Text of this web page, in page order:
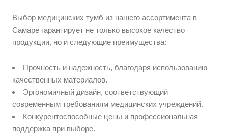
Выбор медицинских тумб из нашего ассортимента в
Самаре гарантирует не только высокое качество
продукции, но и следующие преимущества:
Прочность и надежность, благодаря использованию
качественных материалов.
Эргономичный дизайн, соответствующий
современным требованиям медицинских учреждений.
Конкурентоспособные цены и профессиональная
поддержка при выборе.